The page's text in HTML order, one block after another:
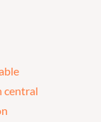
central